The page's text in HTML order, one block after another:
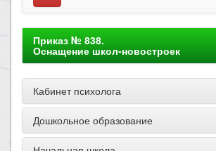
Приказ № 838.
Оснащение школ-новостроек
Кабинет психолога
Дошкольное образование